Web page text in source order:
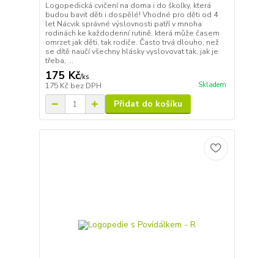
Logopedická cvičení na doma i do školky, která
budou bavit děti i dospělé! Vhodné pro děti od 4
let Nácvik správné výslovnosti patří v mnoha
rodinách ke každodenní rutině, která může časem
omrzet jak děti, tak rodiče. Často trvá dlouho, než
se dítě naučí všechny hlásky vyslovovat tak, jak je
třeba, ...
175 Kč/ks
175 Kč bez DPH Skladem
Přidat do košíku